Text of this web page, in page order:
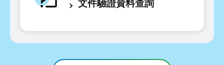
文件驗證資料查詢